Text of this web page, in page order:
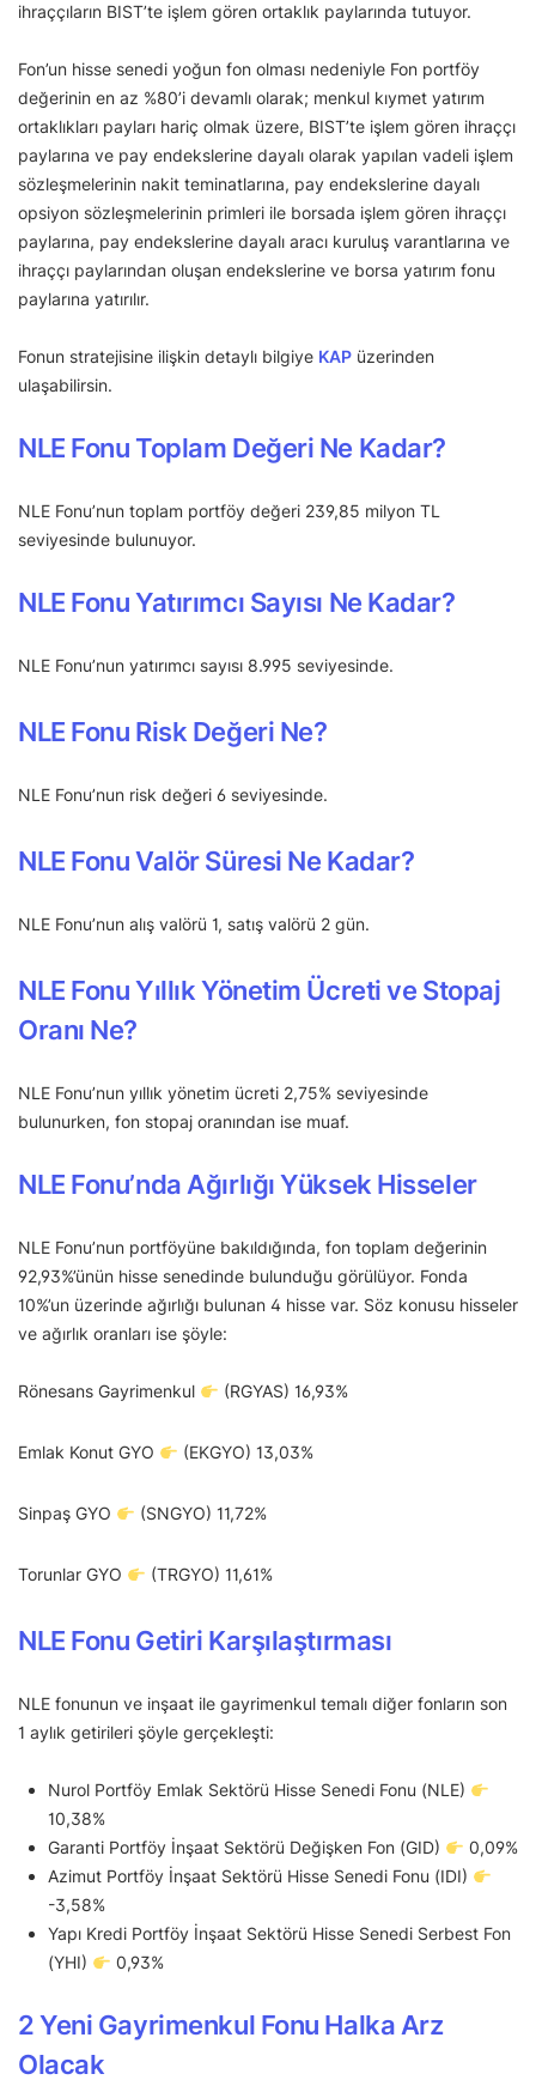
ihraççıların BIST’te işlem gören ortaklık paylarında tutuyor.
Fon’un hisse senedi yoğun fon olması nedeniyle Fon portföy
değerinin en az %80’i devamlı olarak; menkul kıymet yatırım
ortaklıkları payları hariç olmak üzere, BIST’te işlem gören ihraççı
paylarına ve pay endekslerine dayalı olarak yapılan vadeli işlem
sözleşmelerinin nakit teminatlarına, pay endekslerine dayalı
opsiyon sözleşmelerinin primleri ile borsada işlem gören ihraççı
paylarına, pay endekslerine dayalı aracı kuruluş varantlarına ve
ihraççı paylarından oluşan endekslerine ve borsa yatırım fonu
paylarına yatırılır.
Fonun stratejisine ilişkin detaylı bilgiye KAP üzerinden
ulaşabilirsin.
NLE Fonu Toplam Değeri Ne Kadar?
NLE Fonu’nun toplam portföy değeri 239,85 milyon TL
seviyesinde bulunuyor.
NLE Fonu Yatırımcı Sayısı Ne Kadar?
NLE Fonu’nun yatırımcı sayısı 8.995 seviyesinde.
NLE Fonu Risk Değeri Ne?
NLE Fonu’nun risk değeri 6 seviyesinde.
NLE FonuValör Süresi Ne Kadar?
NLE Fonu’nun alış valörü 1, satış valörü 2 gün.
NLE Fonu Yıllık Yönetim Ücreti ve Stopaj
Oranı Ne?
NLE Fonu’nun yıllık yönetim ücreti 2,75% seviyesinde
bulunurken, fon stopaj oranından ise muaf.
NLE Fonu’nda Ağırlığı Yüksek Hisseler
NLE Fonu’nun portföyüne bakıldığında, fon toplam değerinin
92,93%’ünün hisse senedinde bulunduğu görülüyor. Fonda
10%’un üzerinde ağırlığı bulunan 4 hisse var. Söz konusu hisseler
ve ağırlık oranları ise şöyle:
Rönesans Gayrimenkul (RGYAS) 16,93%
Emlak Konut GYO (EKGYO) 13,03%
Sinpaş GYO (SNGYO) 11,72%
Torunlar GYO (TRGYO) 11,61%
NLE Fonu Getiri Karşılaştırması
NLE fonunun ve inşaat ile gayrimenkul temalı diğer fonların son
1 aylık getirileri şöyle gerçekleşti:
Nurol Portföy Emlak Sektörü Hisse Senedi Fonu (NLE)
10,38%
Garanti Portföy İnşaat Sektörü Değişken Fon (GID)
0,09%
Azimut Portföy İnşaat Sektörü Hisse Senedi Fonu (IDI)
-3,58%
Yapı Kredi Portföy İnşaat Sektörü Hisse Senedi Serbest Fon
(YHI)
0,93%
2 Yeni Gayrimenkul Fonu Halka Arz
Olacak